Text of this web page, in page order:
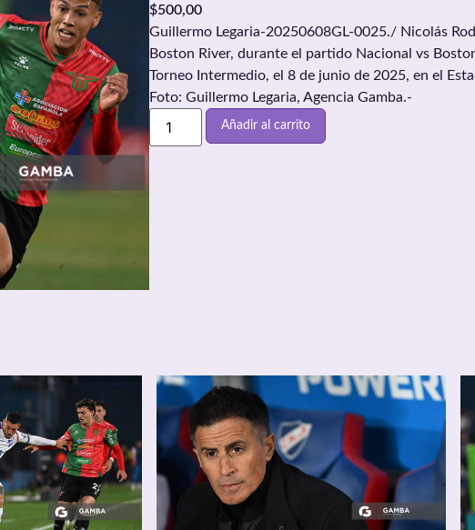
$500,00
Guillermo Legaria-20250608GL-0025./ Nicolás
Boston River, durante el partido Nacional vs
Torneo Intermedio, el 8 de junio de 2025, en el
Foto: Guillermo Legaria, Agencia Gamba.-
Añadir al carrito